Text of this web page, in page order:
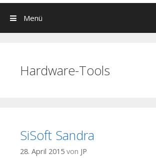
Menü
Hardware-Tools
SiSoft Sandra
28. April 2015 von JP